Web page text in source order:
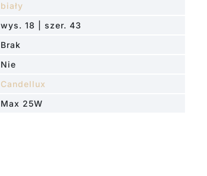
biały
wys. 18 | szer. 43
Brak
Nie
Candellux
Max 25W